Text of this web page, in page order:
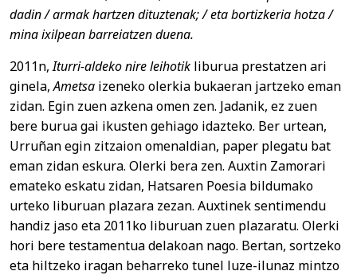
dadin / armak hartzen dituztenak; / eta bortizkeria hotza /
mina ixilpean barreiatzen duena.
2011n,Iturri-aldeko nire leihotik liburua prestatzen ari
ginela,Ametsa izeneko olerkia bukaeran jartzeko eman
zidan. Egin zuen azkena omen zen. Jadanik, ez zuen
bere burua gai ikusten gehiago idazteko. Ber urtean,
Urruñan egin zitzaion omenaldian, paper plegatu bat
eman zidan eskura. Olerki bera zen. Auxtin Zamorari
emateko eskatu zidan, Hatsaren Poesia bildumako
urteko liburuan plazara zezan. Auxtinek sentimendu
handiz jaso eta 2011ko liburuan zuen plazaratu. Olerki
hori bere testamentua delakoan nago. Bertan, sortzeko
eta hiltzeko iragan beharreko tunel luze-ilunaz mintzo